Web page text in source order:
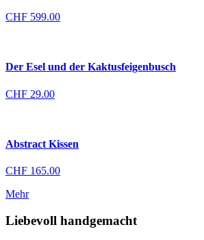
CHF 599.00
Der Esel und der Kaktusfeigenbusch
CHF 29.00
Abstract Kissen
CHF 165.00
Mehr
Liebevoll handgemacht